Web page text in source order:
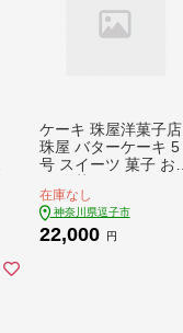
ケーキ 珠屋洋菓子店
珠屋 バターケーキ 5
号 スイーツ 菓子 お菓
在庫なし
神奈川県逗子市
22,000 円